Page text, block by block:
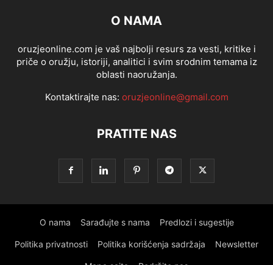
O NAMA
oruzjeonline.com je vaš najbolji resurs za vesti, kritike i
priče o oružju, istoriji, analitici i svim srodnim temama iz
oblasti naoružanja.
Kontaktirajte nas: oruzjeonline@gmail.com
PRATITE NAS
O nama Sarađujte s nama Predlozi i sugestije
Politika privatnosti Politika korišćenja sadržaja Newsletter